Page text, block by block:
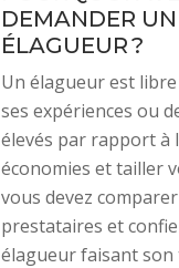
DEMANDER UN
ÉLAGUEUR ?
Un élagueur est
ses expériences ou
élevés par rapport à
économies et tailler
vous devez
prestataires et
élagueur faisant son